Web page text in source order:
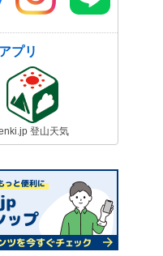
プリ
登山天気